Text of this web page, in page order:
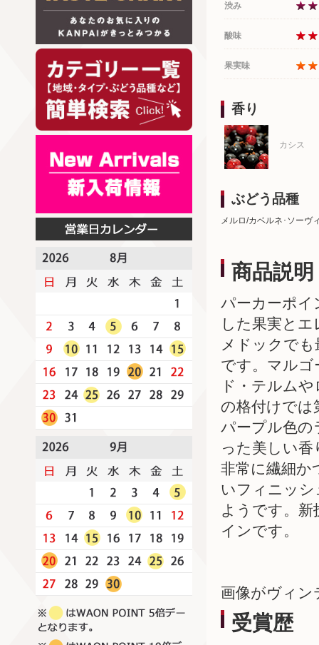
渋み
酸味
果実味
香り
カシス
ぶどう品種
メルロ/カベルネ･ソーヴ
商品説明
パーカーポイ
した果実と
メドックで
です。マルゴ
ド・テルム
の格付けでは
パープル色の
った美しい
非常に繊細か
いフィニッシ
ようです。
インです。
画像がヴィン
受賞歴